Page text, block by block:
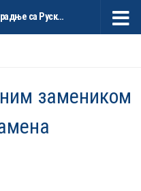
Национални савет за координацију сарадње са Руском Федерацијом и НР Кином
замеником